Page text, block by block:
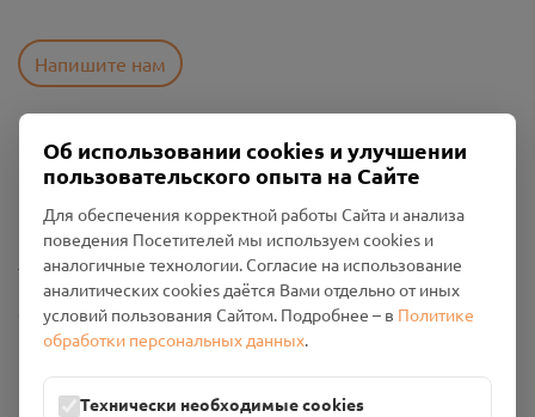
Напишите нам
Пользовательское соглашение
Политика конфиденциальности
Промо-материалы
Настройки cookies
Общество с ограниченной ответственностью «Смоленский
Проект Помним»
Юридический адрес: 216790, Смоленская область, р-н
Об использовании cookies и улучшении
пользовательского опыта на Сайте
Для обеспечения корректной работы Сайта и анализа
поведения Посетителей мы используем cookies и
аналогичные технологии. Согласие на использование
аналитических cookies даётся Вами отдельно от иных
условий пользования Сайтом. Подробнее – в Политике
обработки персональных данных.
Технически необходимые cookies